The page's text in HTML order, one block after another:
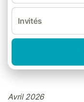
Invités
Avril 2026